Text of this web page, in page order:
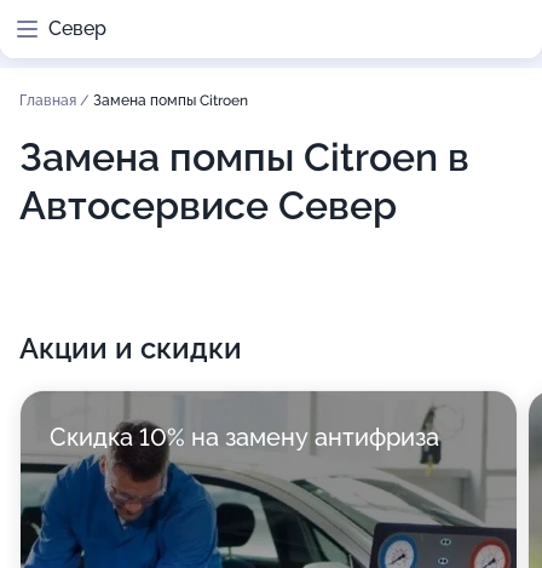
Север
Главная / Замена помпы Citroen
Замена помпы Citroen в
Автосервисе Север
Акции и скидки
Скидка 10% на замену антифриза